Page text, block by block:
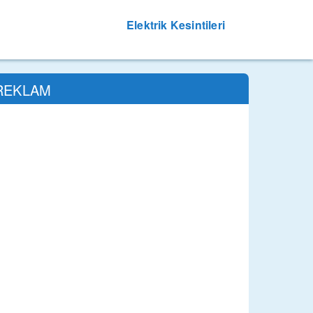
Elektrik Kesintileri